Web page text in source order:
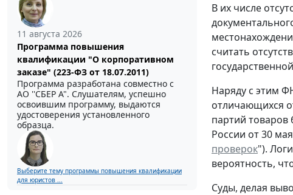
11 августа 2026
Программа повышения
квалификации "О корпоративном
заказе" (223-ФЗ от 18.07.2011)
Программа разработана совместно с
АО ''СБЕР А". Слушателям, успешно
освоившим программу, выдаются
удостоверения установленного
образца.
Выберите тему программы повышения квалификации
для юристов ...
В их числе
считать
Наряду с этим
отличающихся
партий товаров
России от 30
проверок").
вероятность,
Суды, делая